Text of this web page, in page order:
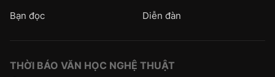
Bạn đọc
Diễn đàn
THỜI BÁO VĂN HỌC NGHỆ THUẬT